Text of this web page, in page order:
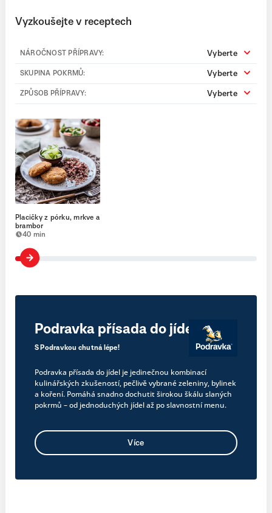
Vyzkoušejte v receptech
NÁROČNOST PŘÍPRAVY: Vyberte
SKUPINA POKRMŮ: Vyberte
ZPŮSOB PŘÍPRAVY: Vyberte
Placičky z pórku, mrkve a
brambor
40 min
Podravka přísada do jídel
S Podravkou chutná lépe!
Podravka přísada do jídel je jedinečnou kombinací
kulinářských zkušeností, pečlivě vybrané zeleniny, bylinek
a koření. Pomáhá snadno dochutit širokou škálu slaných
pokrmů – od jednoduchých jídel až po slavnostní menu.
Více